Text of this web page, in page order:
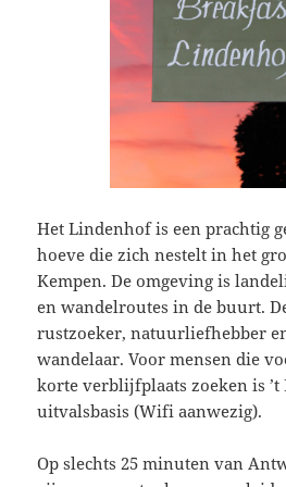
Het Lindenhof is een prachtig
hoeve die zich nestelt in het
Kempen. De omgeving is
en wandelroutes in de buurt.
rustzoeker, natuurliefhebber
wandelaar. Voor mensen die
korte verblijfplaats zoeken is
uitvalsbasis (Wifi aanwezig).
Op slechts 25 minuten van